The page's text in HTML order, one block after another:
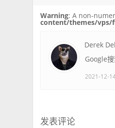
Warning: A non-
content/themes/vps/
Derek
Google搜
2021-12-
发表评论